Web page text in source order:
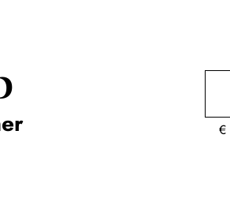
€